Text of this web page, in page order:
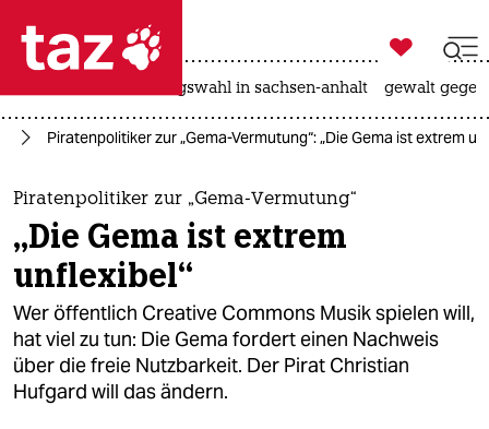
 taz zahl ich
taz zahl ich
themen
politik
öko
gesellschaft
kultur

taz zahl ich
landtagswahl in sachsen-anhalt gewalt
Piratenpolitiker zur „Gema-Vermutung“: „Die Gema ist extrem
Piratenpolitiker zur „Gema-Vermutung“
„Die Gema ist extrem
unflexibel“
Wer öffentlich Creative Commons Musik spielen will,
hat viel zu tun: Die Gema fordert einen Nachweis
über die freie Nutzbarkeit. Der Pirat Christian
Hufgard will das ändern.